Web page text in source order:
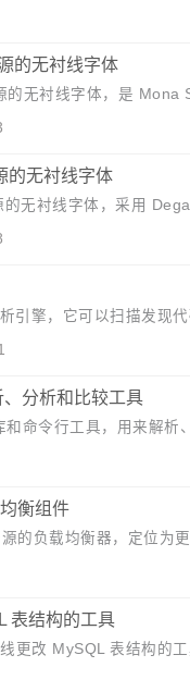
的无衬线字体
无衬线字体，是 Mona
引语。 Hubot Sans ...
的无衬线字体
无衬线字体，采用
一种可变...
引擎，它可以扫描发现
享个人查询条件。
分析和比较工具
命令行工具，用来解析
衡组件
的负载均衡器，定位为
时尝试在修改期间...
表结构的工具
更改 MySQL 表结构的
作流程 具...